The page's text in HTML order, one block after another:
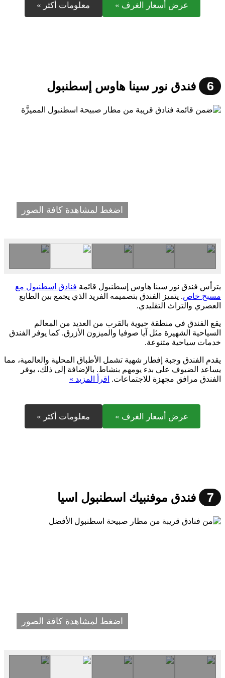
عرض أسعار الغرف » معلومات أكثر »
6 فندق نور سينا هاوس إسطنبول
اضغط لمشاهدة كافة الصور
يترأس فندق نور سينا هاوس إسطنبول قائمة فنادق اسطنبول مع
مسبح خاص. يتميز الفندق بتصميمه الفريد الذي يجمع بين الطابع
العصري والتراث التقليدي.
يقع الفندق في منطقة حيوية بالقرب من العديد من المعالم
السياحية الشهيرة مثل آيا صوفيا والميزون الأزرق. كما يوفر الفندق
خدمات سياحية متنوعة.
يقدم الفندق وجبة إفطار شهية تشمل الأطباق المحلية والعالمية، مما
يساعد الضيوف على بدء يومهم بنشاط. بالإضافة إلى ذلك، يوفر
الفندق مرافق مجهزة للاجتماعات. اقرأ المزيد »
عرض أسعار الغرف » معلومات أكثر »
7 فندق موفنبيك اسطنبول اسيا
اضغط لمشاهدة كافة الصور